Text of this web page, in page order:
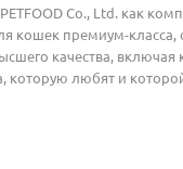
Co., Ltd. как
кошек премиум-класса,
качества,
которую любят и